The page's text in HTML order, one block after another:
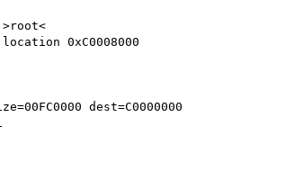
0xC0008000
dest=C0000000